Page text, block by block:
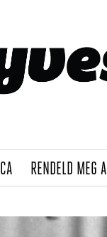
(CURRENT)
RENDELD MEG